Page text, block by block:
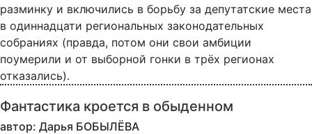
разминку и включились в борьбу за депутатские места
в одиннадцати региональных законодательных
собраниях (правда, потом они свои амбиции
поумерили и от выборной гонки в трёх регионах
отказались).
Фантастика кроется в обыденном
автор: Дарья БОБЫЛЁВА